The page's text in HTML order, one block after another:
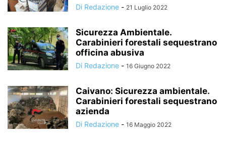
Di Redazione - 21 Luglio 2022
Sicurezza Ambientale.
Carabinieri forestali sequestrano
officina abusiva
Di Redazione - 16 Giugno 2022
Caivano: Sicurezza ambientale.
Carabinieri forestali sequestrano
azienda
Di Redazione - 16 Maggio 2022